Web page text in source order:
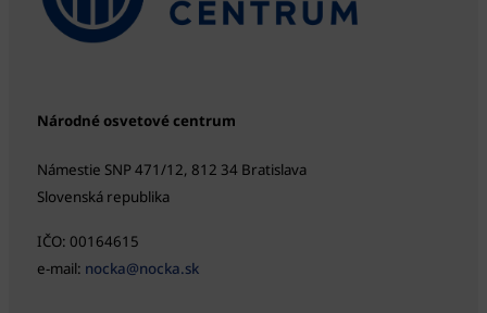
Národné osvetové centrum
Námestie SNP 471/12, 812 34 Bratislava
Slovenská republika
IČO: 00164615
e-mail: nocka@nocka.sk